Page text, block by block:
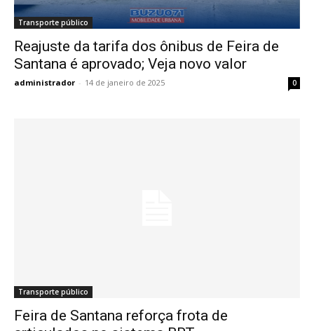
Transporte público
Reajuste da tarifa dos ônibus de Feira de
Santana é aprovado; Veja novo valor
administrador - 14 de janeiro de 2025 0
Transporte público
Feira de Santana reforça frota de